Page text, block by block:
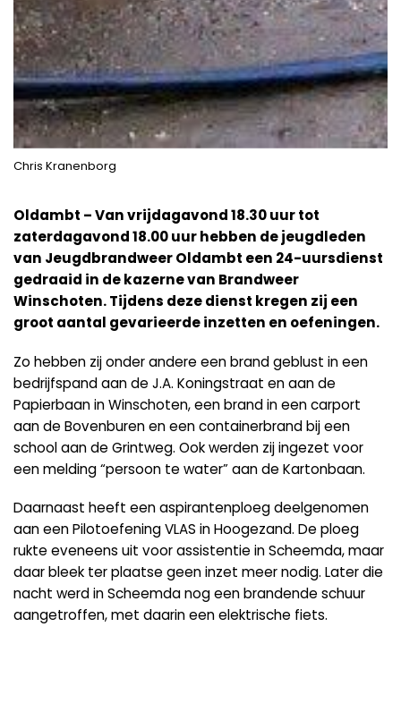
Chris Kranenborg
Oldambt – Van vrijdagavond 18.30 uur tot
zaterdagavond 18.00 uur hebben de jeugdleden
van Jeugdbrandweer Oldambt een 24-uursdienst
gedraaid in de kazerne van Brandweer
Winschoten. Tijdens deze dienst kregen zij een
groot aantal gevarieerde inzetten en oefeningen.
Zo hebben zij onder andere een brand geblust in een
bedrijfspand aan de J.A. Koningstraat en aan de
Papierbaan in Winschoten, een brand in een carport
aan de Bovenburen en een containerbrand bij een
school aan de Grintweg. Ook werden zij ingezet voor
een melding “persoon te water” aan de Kartonbaan.
Daarnaast heeft een aspirantenploeg deelgenomen
aan een Pilotoefening VLAS in Hoogezand. De ploeg
rukte eveneens uit voor assistentie in Scheemda, maar
daar bleek ter plaatse geen inzet meer nodig. Later die
nacht werd in Scheemda nog een brandende schuur
aangetroffen, met daarin een elektrische fiets.